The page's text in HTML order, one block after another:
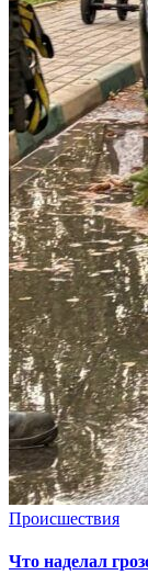
Происшествия
Что наделал